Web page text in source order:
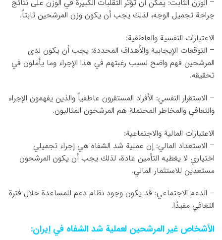
– الوزن الثابت: يمكن أن تؤثر التقلبات الكبيرة في الوزن على نتائج
جراحة تجميل الوجه، لذلك يجب أن يكون وزن المرشحين ثابتاً.
الاعتبارات النفسية والعاطفية:
– التوقعات الإيجابية والأهداف المحددة: يجب أن يكون لدى
المرشحين فهم واضح لسبب رغبتهم في هذا الإجراء وما يأملون في
تحقيقه.
– الاستقرار النفسي: الأفراد المستقرون عاطفياً والذين يفهمون الإجراء
والتعافي والمخاطر المحتملة هم المرشحون المثاليون.
الاعتبارات المالية والاجتماعية:
– الاستعداد المالي: إن عملية شد الشفاه هي إجراء تجميلي
اختياري لا يغطيه التأمين عادة، لذلك يجب أن يكون المرشحون
مستعدين للاستثمار المالي.
– الدعم الاجتماعي: قد يكون وجود نظام دعم للمساعدة خلال فترة
التعافي مفيدًا.
الأشخاص غير المرشحين لعملية شد الشفاه في إيران: